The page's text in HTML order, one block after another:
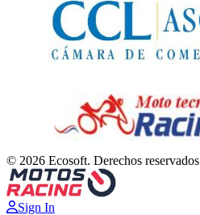
© 2026 Ecosoft. Derechos reservados
Sign In